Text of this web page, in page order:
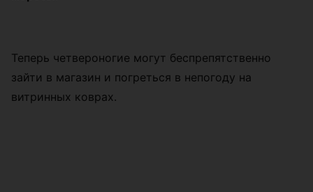
Теперь четвероногие могут беспрепятственно
зайти в магазин и погреться в непогоду на
витринных коврах.